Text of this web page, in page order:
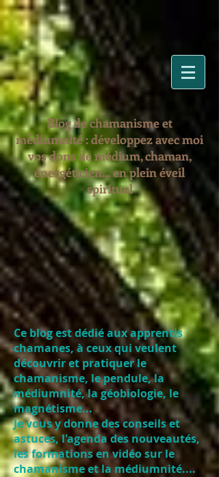
Blog de chamanisme et
médiumnité : développez avec moi
vos dons de médium, chaman,
énergéticien... en plein éveil
spirituel
Ce blog est dédié aux apprentis
chamanes, à ceux qui veulent
découvrir et pratiquer le
chamanisme, le pendule, la
médiumnité, la géobiologie, le
magnétisme...
Je vous y donne des conseils et
astuces, l'agenda des nouveautés,
les formations en vidéo sur le
chamanisme et la médiumnité....